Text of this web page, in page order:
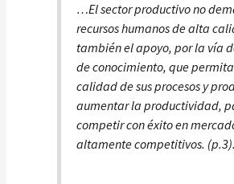
…El sector productivo no
recursos humanos de alta
también el apoyo, por la vía
de conocimiento, que
calidad de sus procesos y
aumentar la productividad,
competir con éxito en
altamente competitivos. (p.3).